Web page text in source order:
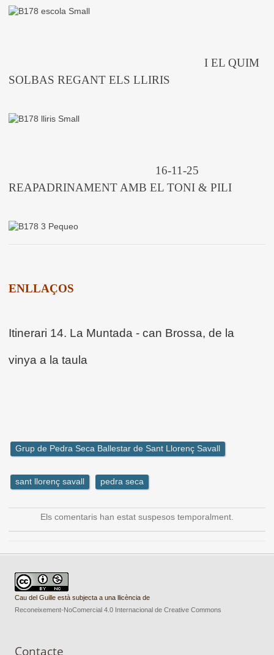
I EL QUIM
SOLBAS REGANT ELS LLIRIS
16-11-25
REAPADRINAMENT AMB EL TONI & PILI
ENLLAÇOS
Itinerari 14. La Muntada - can Brossa, de la
vinya a la taula
Grup de Pedra Seca Ballestar de Sant Llorenç Savall
sant llorenç savall pedra seca
Els comentaris han estat suspesos temporalment.
Cau del Guille està subjecta a una llicència de
Reconeixement-NoComercial 4.0 Internacional de Creative Commons
Contacte